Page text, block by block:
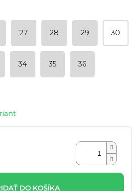
27 28 29 30
34 35 36
DO KOŠÍKA